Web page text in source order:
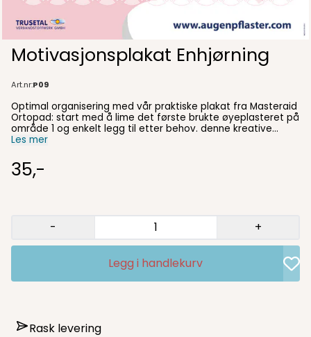
Motivasjonsplakat Enhjørning
Art.nr:P09
Optimal organisering med vår praktiske plakat fra Masteraid
Ortopad: start med å lime det første brukte øyeplasteret på
område 1 og enkelt legg til etter behov. denne kreative
tilnærmingen er motiverende for barnet å se fremgangen
gjør øyebehandlingen engasjerende og enklere samtidig
med denne tilpasningsdyktige løsningen. utforsk også vårt
bestill nå for en praktisk og motiverende metode!
Les mer
35,-
- +
Legg i handlekurv
Rask levering